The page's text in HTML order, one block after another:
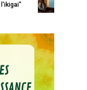
l'ikigai"